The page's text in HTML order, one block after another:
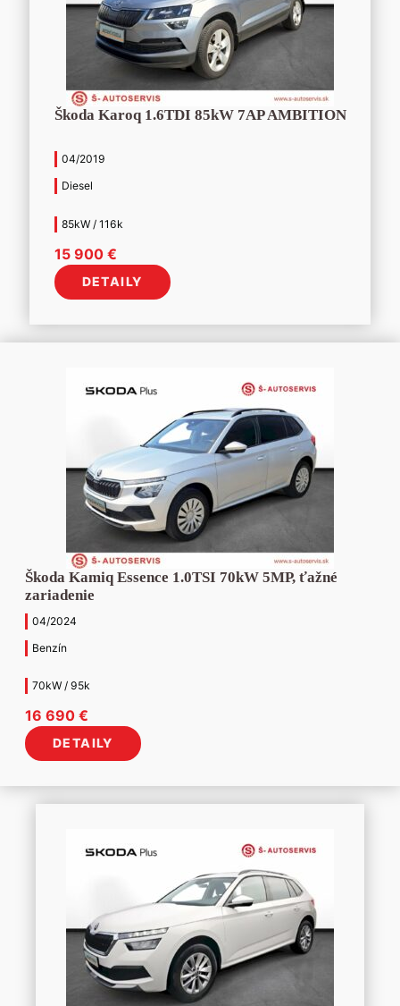
Škoda Karoq 1.6TDI 85kW 7AP AMBITION
04/2019
Diesel
85kW / 116k
15 900 €
DETAILY
Škoda Kamiq Essence 1.0TSI 70kW 5MP, ťažné
zariadenie
04/2024
Benzín
70kW / 95k
16 690 €
DETAILY